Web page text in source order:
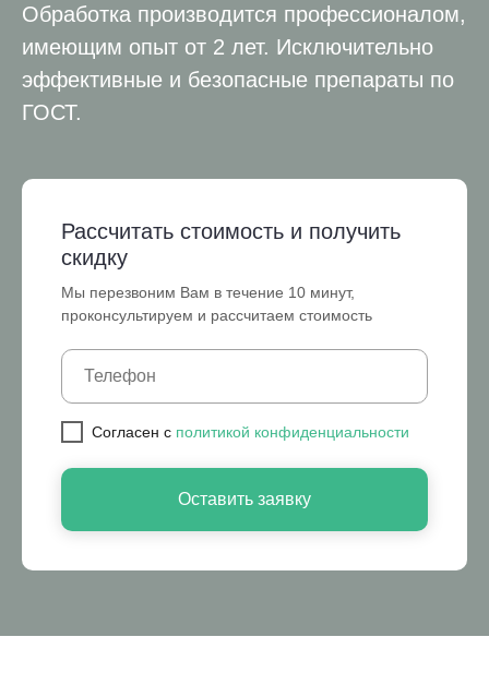
Обработка производится профессионалом,
имеющим опыт от 2 лет. Исключительно
эффективные и безопасные препараты по
ГОСТ.
Рассчитать стоимость и получить
скидку
Мы перезвоним Вам в течение 10 минут,
проконсультируем и рассчитаем стоимость
Cогласен с политикой конфиденциальности
Оставить заявку